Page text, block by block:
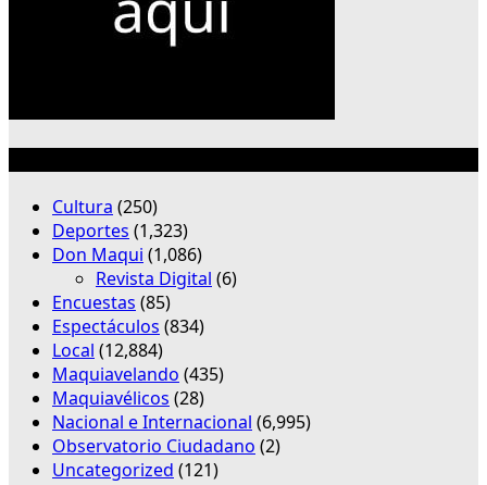
Cultura (250)
Deportes (1,323)
Don Maqui (1,086)
Revista Digital (6)
Encuestas (85)
Espectáculos (834)
Local (12,884)
Maquiavelando (435)
Maquiavélicos (28)
Nacional e Internacional (6,995)
Observatorio Ciudadano (2)
Uncategorized (121)